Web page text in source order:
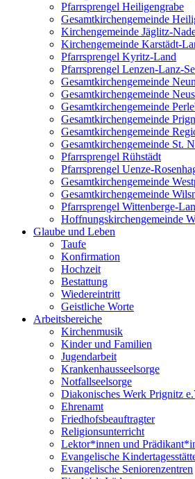
Pfarrsprengel Heiligengrabe
Gesamtkirchengemeinde
Kirchengemeinde Jäglitz-
Kirchengemeinde Karstädt-
Pfarrsprengel Kyritz-Land
Pfarrsprengel Lenzen-Lanz-
Gesamtkirchengemeinde
Gesamtkirchengemeinde
Gesamtkirchengemeinde
Gesamtkirchengemeinde
Gesamtkirchengemeinde
Gesamtkirchengemeinde St.
Pfarrsprengel Rühstädt
Pfarrsprengel Uenze-
Gesamtkirchengemeinde
Gesamtkirchengemeinde
Pfarrsprengel Wittenberge-
Hoffnungskirchengemeinde
Glaube und Leben
Taufe
Konfirmation
Hochzeit
Bestattung
Wiedereintritt
Geistliche Worte
Arbeitsbereiche
Kirchenmusik
Kinder und Familien
Jugendarbeit
Krankenhausseelsorge
Notfallseelsorge
Diakonisches Werk Prignitz
Ehrenamt
Friedhofsbeauftragter
Religionsunterricht
Lektor*innen und
Evangelische
Evangelische Seniorenzentren